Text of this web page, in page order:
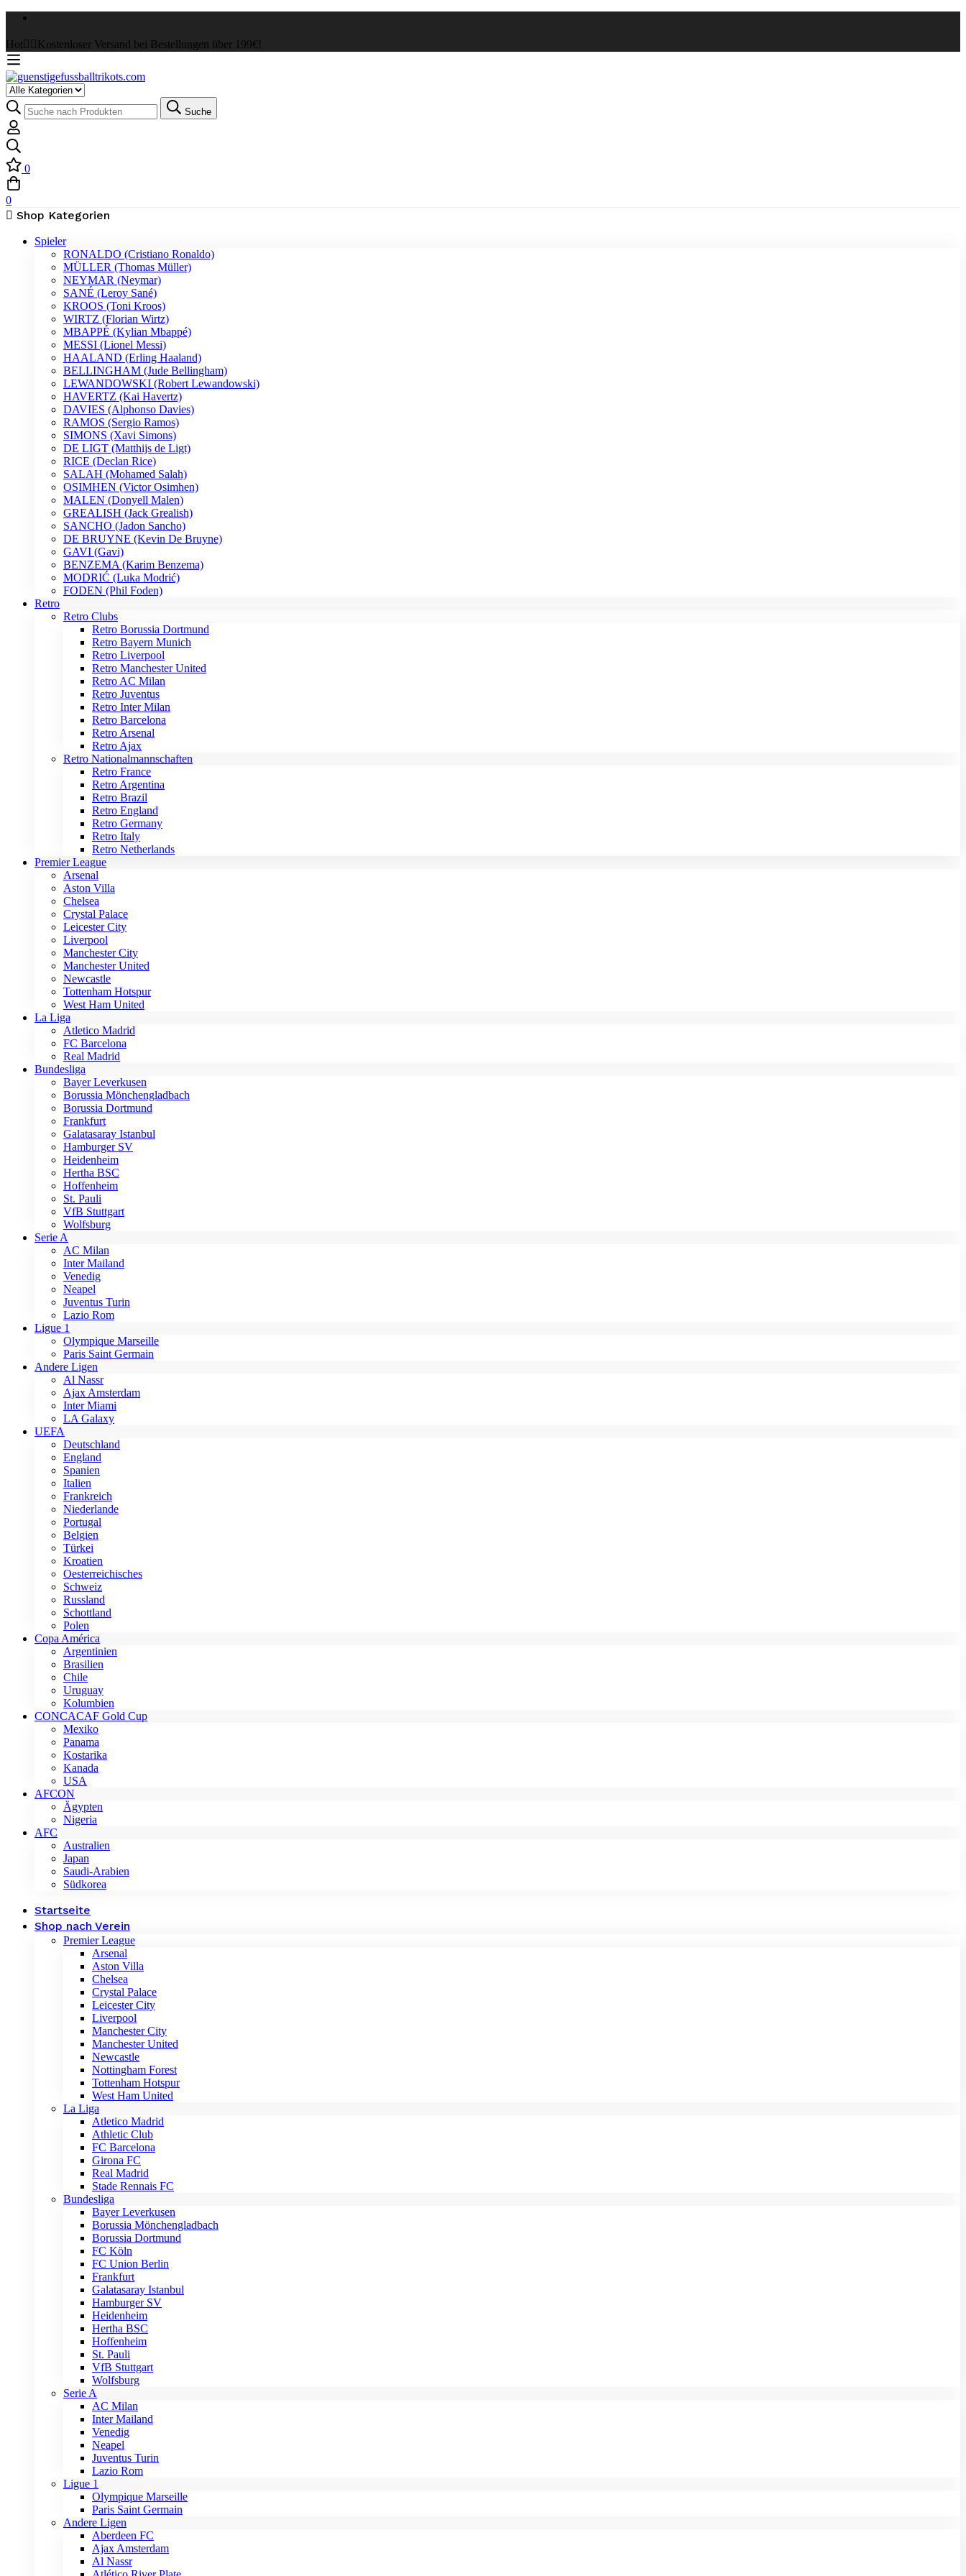
Hot ✌🏼Kostenloser Versand bei Bestellungen über 199€!
Select
a
Category
Suche
nach:
Suche
0
0
Shop Kategorien
Spieler
RONALDO (Cristiano Ronaldo)
MÜLLER (Thomas Müller)
NEYMAR (Neymar)
SANÉ (Leroy Sané)
KROOS (Toni Kroos)
WIRTZ (Florian Wirtz)
MBAPPÉ (Kylian Mbappé)
MESSI (Lionel Messi)
HAALAND (Erling Haaland)
BELLINGHAM (Jude Bellingham)
LEWANDOWSKI (Robert Lewandowski)
HAVERTZ (Kai Havertz)
DAVIES (Alphonso Davies)
RAMOS (Sergio Ramos)
SIMONS (Xavi Simons)
DE LIGT (Matthijs de Ligt)
RICE (Declan Rice)
SALAH (Mohamed Salah)
OSIMHEN (Victor Osimhen)
MALEN (Donyell Malen)
GREALISH (Jack Grealish)
SANCHO (Jadon Sancho)
DE BRUYNE (Kevin De Bruyne)
GAVI (Gavi)
BENZEMA (Karim Benzema)
MODRIĆ (Luka Modrić)
FODEN (Phil Foden)
Retro
Retro Clubs
Retro Borussia Dortmund
Retro Bayern Munich
Retro Liverpool
Retro Manchester United
Retro AC Milan
Retro Juventus
Retro Inter Milan
Retro Barcelona
Retro Arsenal
Retro Ajax
Retro Nationalmannschaften
Retro France
Retro Argentina
Retro Brazil
Retro England
Retro Germany
Retro Italy
Retro Netherlands
Premier League
Arsenal
Aston Villa
Chelsea
Crystal Palace
Leicester City
Liverpool
Manchester City
Manchester United
Newcastle
Tottenham Hotspur
West Ham United
La Liga
Atletico Madrid
FC Barcelona
Real Madrid
Bundesliga
Bayer Leverkusen
Borussia Mönchengladbach
Borussia Dortmund
Frankfurt
Galatasaray Istanbul
Hamburger SV
Heidenheim
Hertha BSC
Hoffenheim
St. Pauli
VfB Stuttgart
Wolfsburg
Serie A
AC Milan
Inter Mailand
Venedig
Neapel
Juventus Turin
Lazio Rom
Ligue 1
Olympique Marseille
Paris Saint Germain
Andere Ligen
Al Nassr
Ajax Amsterdam
Inter Miami
LA Galaxy
UEFA
Deutschland
England
Spanien
Italien
Frankreich
Niederlande
Portugal
Belgien
Türkei
Kroatien
Oesterreichisches
Schweiz
Russland
Schottland
Polen
Copa América
Argentinien
Brasilien
Chile
Uruguay
Kolumbien
CONCACAF Gold Cup
Mexiko
Panama
Kostarika
Kanada
USA
AFCON
Ägypten
Nigeria
AFC
Australien
Japan
Saudi-Arabien
Südkorea
Startseite
Shop nach Verein
Premier League
Arsenal
Aston Villa
Chelsea
Crystal Palace
Leicester City
Liverpool
Manchester City
Manchester United
Newcastle
Nottingham Forest
Tottenham Hotspur
West Ham United
La Liga
Atletico Madrid
Athletic Club
FC Barcelona
Girona FC
Real Madrid
Stade Rennais FC
Bundesliga
Bayer Leverkusen
Borussia Mönchengladbach
Borussia Dortmund
FC Köln
FC Union Berlin
Frankfurt
Galatasaray Istanbul
Hamburger SV
Heidenheim
Hertha BSC
Hoffenheim
St. Pauli
VfB Stuttgart
Wolfsburg
Serie A
AC Milan
Inter Mailand
Venedig
Neapel
Juventus Turin
Lazio Rom
Ligue 1
Olympique Marseille
Paris Saint Germain
Andere Ligen
Aberdeen FC
Ajax Amsterdam
Al Nassr